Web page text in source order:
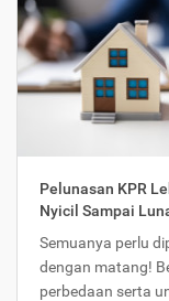
Pelunasan KPR
Nyicil Sampai
Semuanya perlu
dengan matang!
perbedaan serta